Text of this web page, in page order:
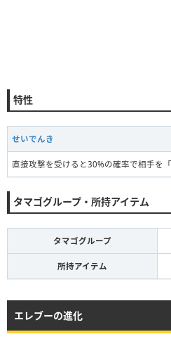
特性
せいでんき
直接攻撃を受けると30%の確率で相手を
タマゴグループ・所持アイテム
タマゴグループ
所持アイテム
エレブーの進化